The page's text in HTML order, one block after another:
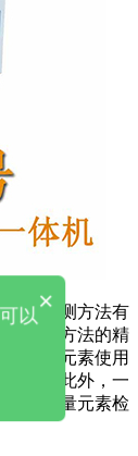
素的检测方法有
等，各方法的精
微量元素使用
准确。此外，一
子式微量元素检
×
以